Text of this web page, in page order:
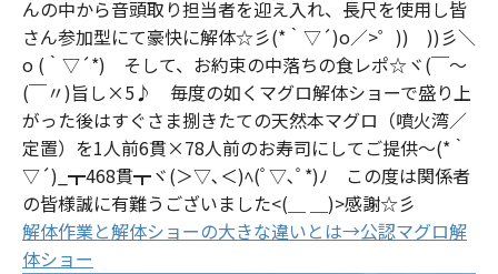
んの中から音頭取り担当者を迎え入れ、長尺を使用し皆
さん参加型にて豪快に解体☆彡(*｀▽´)o／>゜)) ))彡＼
o (｀▽´*) そして、お約束の中落ちの食レポ☆ヾ(￣～
(￣〃)旨し×5♪ 毎度の如くマグロ解体ショーで盛り上
がった後はすぐさま捌きたての天然本マグロ（噴火湾／
定置）を1人前6貫×78人前のお寿司にしてご提供～(*｀
▽´)_┳468貫┳ヾ(＞▽､＜)ﾍ(ﾟ▽､ﾟ*)ﾉ この度は関係者
の皆様誠に有難うございました<(＿ ＿)>感謝☆彡
解体作業と解体ショーの大きな違いとは→公認マグロ解
体ショー